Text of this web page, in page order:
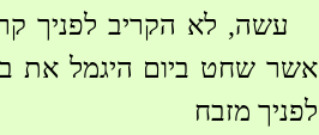
עשה, לא הקריב לפניך
אשר שחט ביום היגמל את
לפניך מזבח